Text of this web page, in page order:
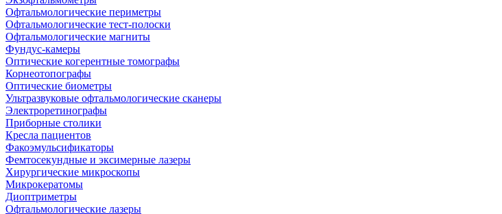
Офтальмологические периметры
Офтальмологические тест-полоски
Офтальмологические магниты
Фундус-камеры
Оптические когерентные томографы
Корнеотопографы
Оптические биометры
Ультразвуковые офтальмологические сканеры
Электроретинографы
Приборные столики
Кресла пациентов
Факоэмульсификаторы
Фемтосекундные и эксимерные лазеры
Хирургические микроскопы
Микрокератомы
Диоптриметры
Офтальмологические лазеры